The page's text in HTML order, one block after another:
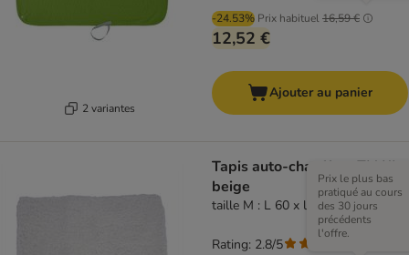
2 variantes
-24.53% Prix habituel16,59 €
12,52 €
Ajouter au panier
Tapis auto-chauffant TIAKI,
beige
taille M : L 60 x l 45 cm
Prix le plus bas
pratiqué au cours
des 30 jours
précédents
l'offre.
Rating: 2.8/5